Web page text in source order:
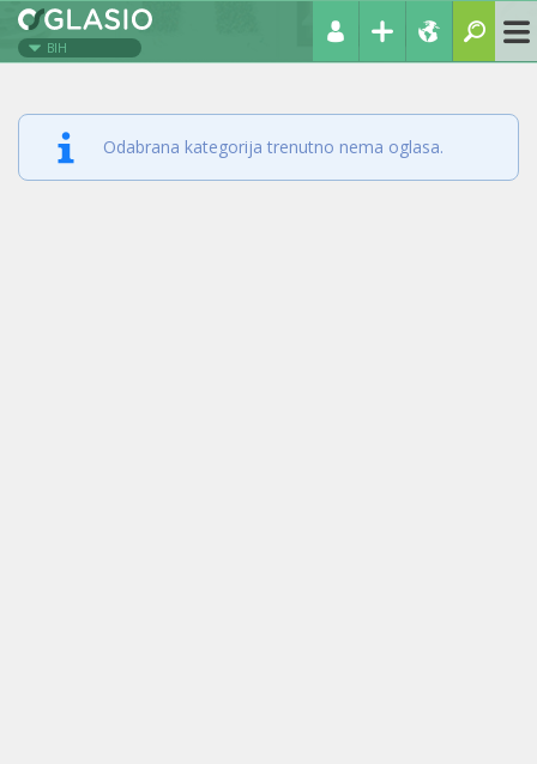
BIH
Odabrana kategorija trenutno nema oglasa.